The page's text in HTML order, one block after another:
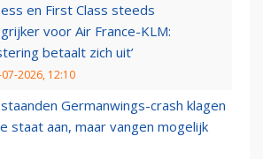
en First Class steeds
voor Air France-KLM:
betaalt zich uit’
2026, 12:10
Germanwings-crash klagen
staat aan, maar vangen mogelijk